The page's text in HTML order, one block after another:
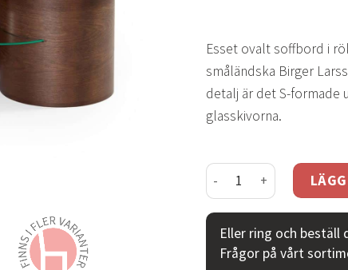
Esset ovalt soffbord i
småländska Birger
detalj är det S-formade
glasskivorna.
Esset soffbord rökt ek
Eller ring och beställ
Frågor på vårt